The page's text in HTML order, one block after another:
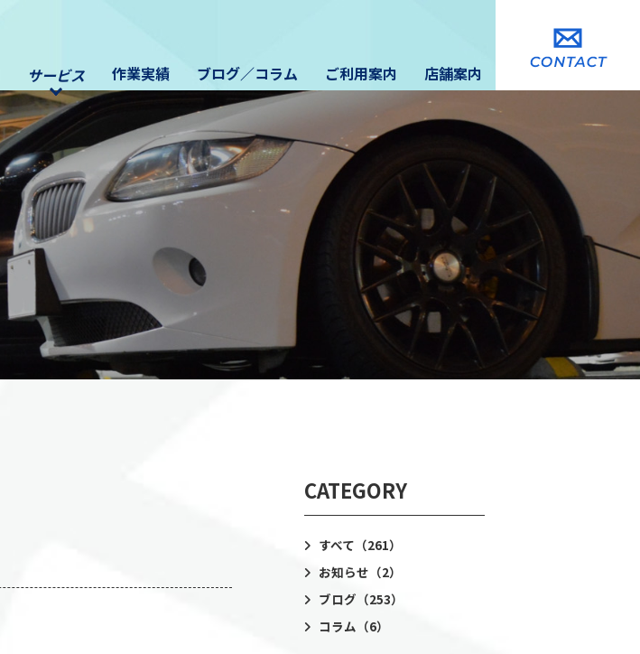
サービス 作業実績 ブログ／コラム ご利用案内 店舗案内
CATEGORY
すべて （261）
お知らせ （2）
ブログ （253）
コラム （6）